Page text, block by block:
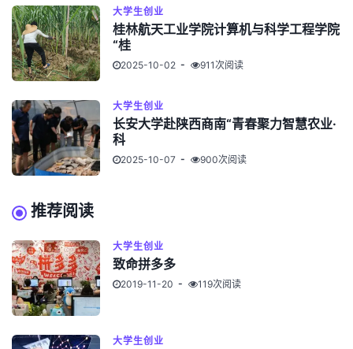
大学生创业
桂林航天工业学院计算机与科学工程学院
“桂
2025-10-02 911次阅读
大学生创业
长安大学赴陕西商南“青春聚力智慧农业·
科
2025-10-07 900次阅读
推荐阅读
大学生创业
致命拼多多
2019-11-20 119次阅读
大学生创业